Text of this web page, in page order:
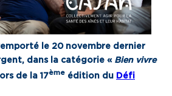
nous
d’entreprise
le 20 novembre dernier
dans la catégorie « Bien vivre
de la 17ème édition du Défi